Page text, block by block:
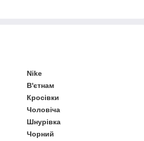
Nike
В'єтнам
Кросівки
Чоловіча
Шнурівка
Чорний